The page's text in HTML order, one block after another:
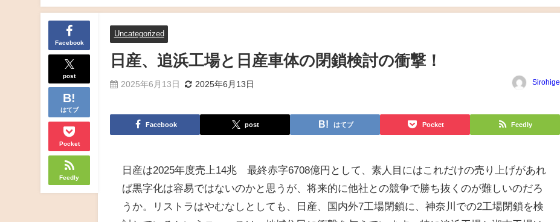
Facebook
post
はてブ
Pocket
Feedly
Uncategorized
日産、追浜工場と日産車体の閉鎖検討の衝撃！
2025年6月13日 2025年6月13日 Sirohige
Facebook post はてブ Pocket Feedly
日産は2025年度売上14兆 最終赤字6708億円として、素人目にはこれだけの売り上げがあれ
ば黒字化は容易ではないのかと思うが、将来的に他社との競争で勝ち抜くのが難しいのだろ
うか。リストラはやむなしとしても、日産、国内外7工場閉鎖に、神奈川での2工場閉鎖を検